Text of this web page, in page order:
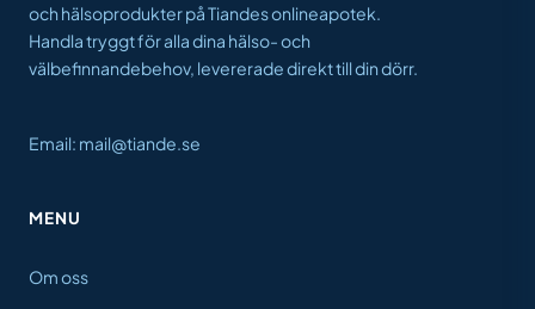
och hälsoprodukter på Tiandes onlineapotek.
Handla tryggt för alla dina hälso- och
välbefinnandebehov, levererade direkt till din dörr.
Email: mail@tiande.se
MENU
Om oss